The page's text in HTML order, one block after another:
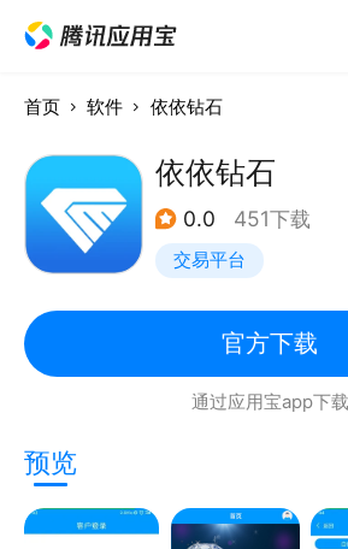
首页 软件 依依钻石
依依钻石
0.0 451下载
交易平台
官方下载
通过应用宝app下载
预览